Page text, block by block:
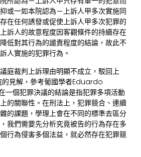
或一如本院認為－上訴人甲多次實施同
在任何誘發或促使上訴人甲多次犯罪的
訴人的故意程度因客觀條件的持續存在
低對其行為的譴責程度的結論，故此不
人實施的犯罪行為。
庭裁判上訴理由明顯不成立，駁回上
的見解，參考葡國學者Eduardo
一個犯罪決議的結論是指犯罪多項活動
的關聯性。在刑法上，犯罪競合、連續
的課題，學理上會在不同的標準去區分
我們需要先分析究竟被告的行為存在多
行為侵害多個法益，就必然存在犯罪競